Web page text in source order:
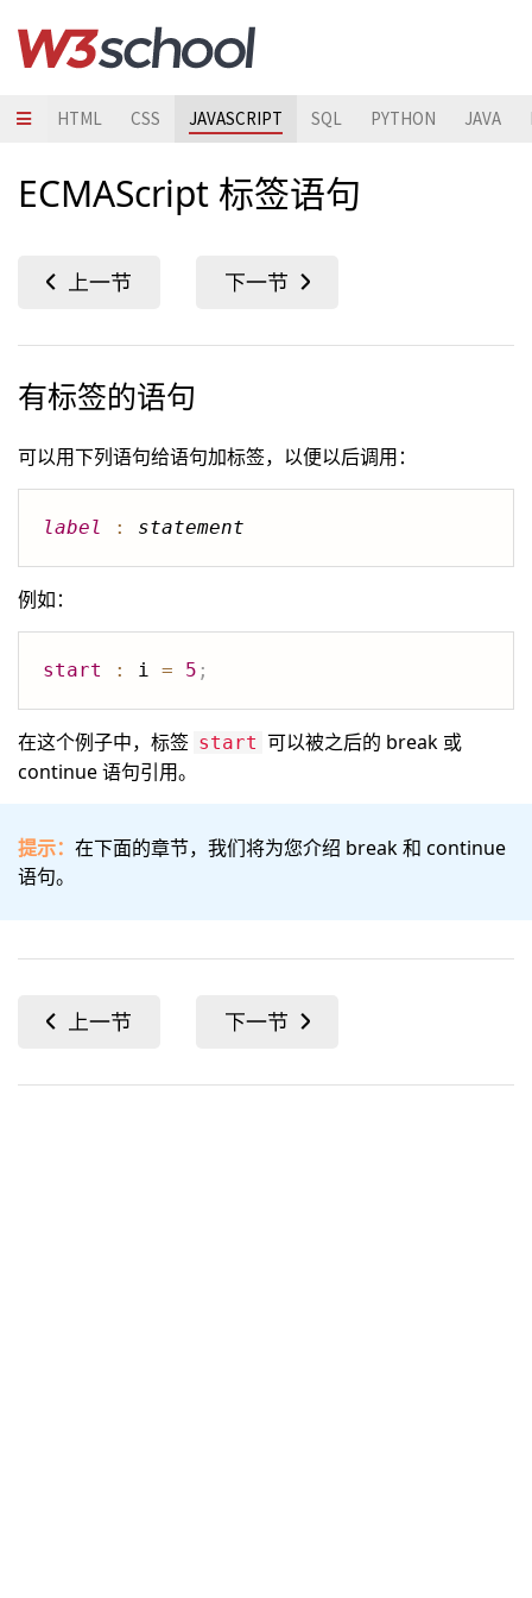
HTML CSS JAVASCRIPT SQL PYTHON JAVA
ECMAScript 标签语句
有标签的语句
可以用下列语句给语句加标签，以便以后调用：
label : statement
例如：
start : i = 5 ;
在这个例子中，标签 start 可以被之后的 break 或
continue 语句引用。
提示： 在下面的章节，我们将为您介绍 break 和 continue
语句。